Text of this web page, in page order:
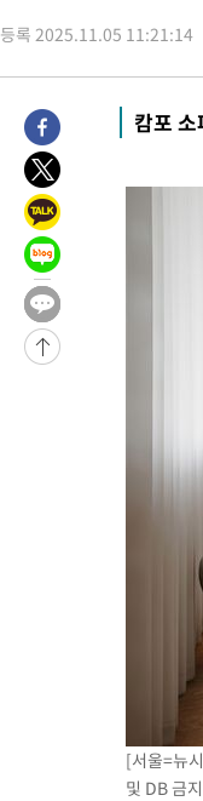
-6234초 전 >민주 콩고 에볼
-5484초 전 >[속보]'300억
-4678초 전 >
"미 전국적 살
-3191초 전 >
[속보]경찰·
-32018초 전 >
-30324초 전 >
SK하이닉
-27180초 전 >
여자배구 이
-26433초 전 >
외국인 심
-26167초 전 >
[속보]코스
-26120초 전 >
[속보]코스
[속보]원·달
[속보] 노원
[속보]종합
외신들도
11시간 압
[속보]규제
[속보]국힘
[속보] 7월
[속보]'채상병
[속보]종합특
민주 콩고 에
[속보]'300억
"미 전국적 살
등록 2025.11.05 11:21:14
캄포
[서울=뉴
및 DB 금지